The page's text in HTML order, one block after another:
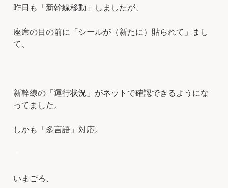
昨日も「新幹線移動」しましたが、
座席の目の前に「シールが（新たに）貼られて」まし
て、
新幹線の「運行状況」がネットで確認できるようにな
ってました。
しかも「多言語」対応。
いまごろ、